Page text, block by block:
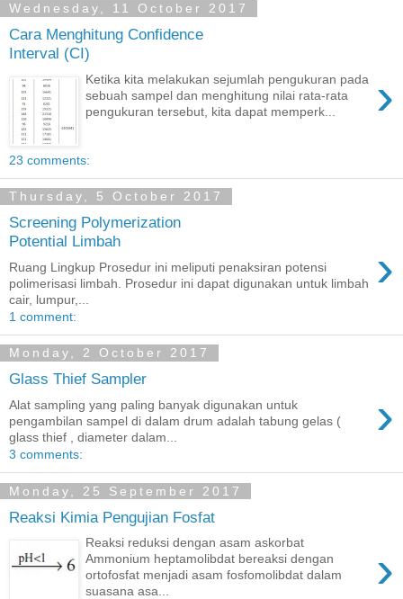
Wednesday, 11 October 2017
Cara Menghitung Confidence
Interval (CI)
›
Ketika kita melakukan sejumlah pengukuran pada
sebuah sampel dan menghitung nilai rata-rata
pengukuran tersebut, kita dapat memperk...
23 comments:
Thursday, 5 October 2017
Screening Polymerization
Potential Limbah
›
Ruang Lingkup Prosedur ini meliputi penaksiran potensi
polimerisasi limbah. Prosedur ini dapat digunakan untuk limbah
cair, lumpur,...
1 comment:
Monday, 2 October 2017
Glass Thief Sampler
›
Alat sampling yang paling banyak digunakan untuk
pengambilan sampel di dalam drum adalah tabung gelas (
glass thief , diameter dalam...
3 comments:
Monday, 25 September 2017
Reaksi Kimia Pengujian Fosfat
›
Reaksi reduksi dengan asam askorbat
Ammonium heptamolibdat bereaksi dengan
ortofosfat menjadi asam fosfomolibdat dalam
suasana asa...